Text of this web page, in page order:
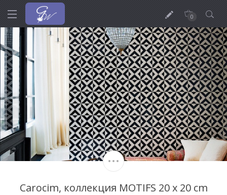
0
Carocim, коллекция MOTIFS 20 x 20 cm